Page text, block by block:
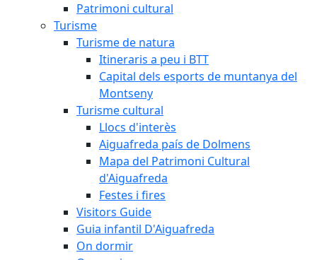
Patrimoni cultural
Turisme
Turisme de natura
Itineraris a peu i BTT
Capital dels esports de muntanya del
Montseny
Turisme cultural
Llocs d'interès
Aiguafreda país de Dolmens
Mapa del Patrimoni Cultural
d'Aiguafreda
Festes i fires
Visitors Guide
Guia infantil D'Aiguafreda
On dormir